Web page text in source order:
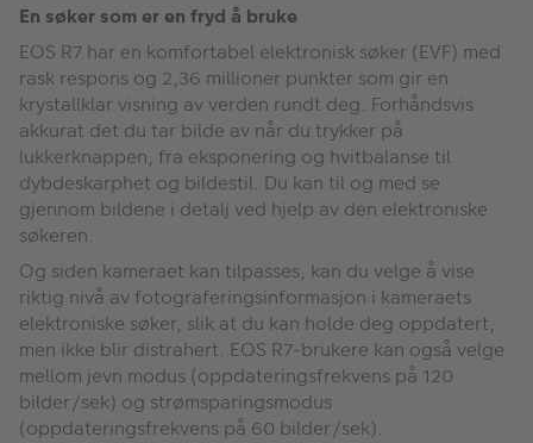
En søker som er en fryd å bruke
EOS R7 har en komfortabel elektronisk søker (EVF) med
rask respons og 2,36 millioner punkter som gir en
krystallklar visning av verden rundt deg. Forhåndsvis
akkurat det du tar bilde av når du trykker på
lukkerknappen, fra eksponering og hvitbalanse til
dybdeskarphet og bildestil. Du kan til og med se
gjennom bildene i detalj ved hjelp av den elektroniske
søkeren.
Og siden kameraet kan tilpasses, kan du velge å vise
riktig nivå av fotograferingsinformasjon i kameraets
elektroniske søker, slik at du kan holde deg oppdatert,
men ikke blir distrahert. EOS R7-brukere kan også velge
mellom jevn modus (oppdateringsfrekvens på 120
bilder/sek) og strømsparingsmodus
(oppdateringsfrekvens på 60 bilder/sek).